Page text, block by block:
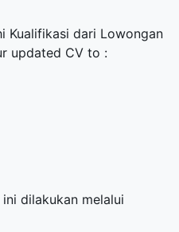
Kualifikasi dari Lowongan
updated CV to :
dilakukan melalui